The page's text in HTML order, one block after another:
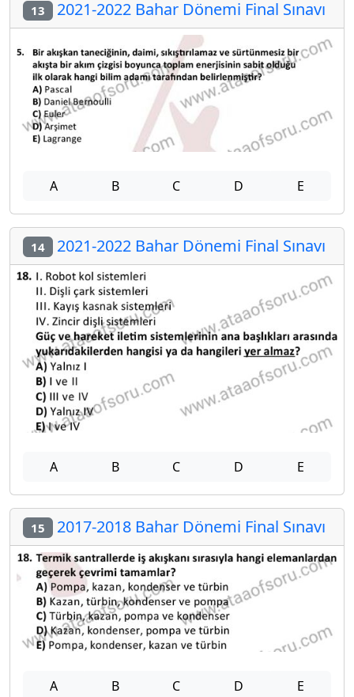
13 2021-2022 Bahar Dönemi Final Sınavı
A B C D E
14 2021-2022 Bahar Dönemi Final Sınavı
A B C D E
15 2017-2018 Bahar Dönemi Final Sınavı
A B C D E